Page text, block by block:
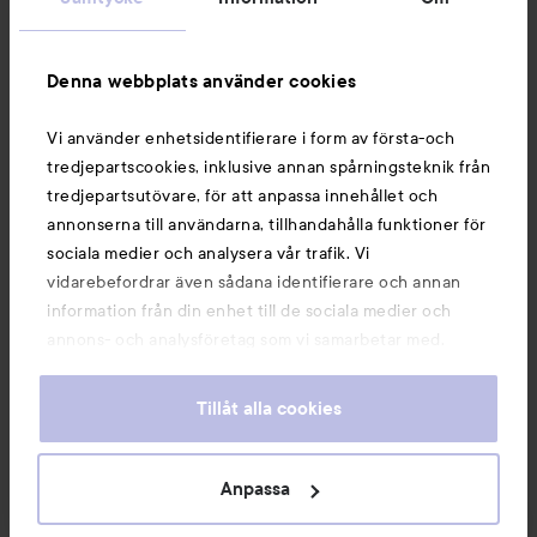
Denna webbplats använder cookies
Vi använder enhetsidentifierare i form av första-och
tredjepartscookies, inklusive annan spårningsteknik från
tredjepartsutövare, för att anpassa innehållet och
annonserna till användarna, tillhandahålla funktioner för
sociala medier och analysera vår trafik. Vi
vidarebefordrar även sådana identifierare och annan
information från din enhet till de sociala medier och
annons- och analysföretag som vi samarbetar med.
information som du har tillhandahållit eller som de har
våra cookies vid fortsatt användande av vår webbplats.
För information om hur du kan ändra inställningarna för
Tillåt alla cookies
Anpassa
Du kanske också gillar